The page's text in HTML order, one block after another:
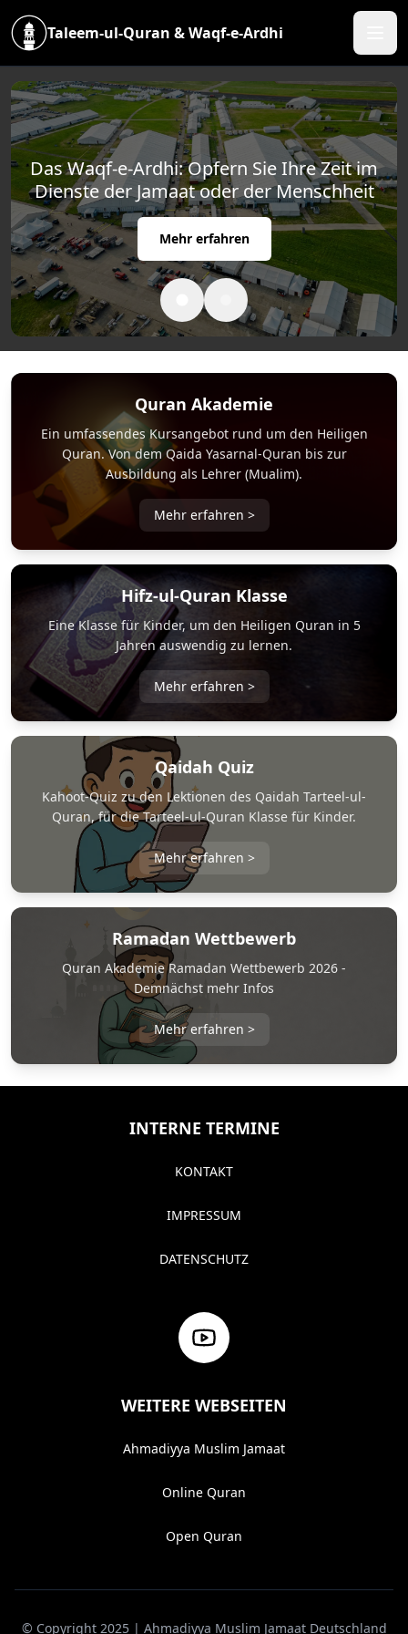
Taleem-ul-Quran & Waqf-e-Ardhi
Das Waqf-e-Ardhi: Opfern Sie Ihre Zeit im
Dienste der Jamaat oder der Menschheit
Mehr erfahren
Quran Akademie
Ein umfassendes Kursangebot rund um den Heiligen
Quran. Von dem Qaida Yasarnal-Quran bis zur
Ausbildung als Lehrer (Mualim).
Mehr erfahren >
Hifz-ul-Quran Klasse
Eine Klasse für Kinder, um den Heiligen Quran in 5
Jahren auswendig zu lernen.
Mehr erfahren >
Qaidah Quiz
Kahoot-Quiz zu den Lektionen des Qaidah Tarteel-ul-
Quran, für die Tarteel-ul-Quran Klasse für Kinder.
Mehr erfahren >
Ramadan Wettbewerb
Quran Akademie Ramadan Wettbewerb 2026 -
Demnächst mehr Infos
Mehr erfahren >
INTERNE TERMINE
KONTAKT
IMPRESSUM
DATENSCHUTZ
WEITERE WEBSEITEN
Ahmadiyya Muslim Jamaat
Online Quran
Open Quran
© Copyright 2025 | Ahmadiyya Muslim Jamaat Deutschland